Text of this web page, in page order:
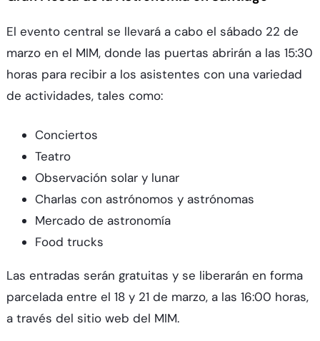
El evento central se llevará a cabo el sábado 22 de
marzo en el MIM, donde las puertas abrirán a las 15:30
horas para recibir a los asistentes con una variedad
de actividades, tales como:
Conciertos
Teatro
Observación solar y lunar
Charlas con astrónomos y astrónomas
Mercado de astronomía
Food trucks
Las entradas serán gratuitas y se liberarán en forma
parcelada entre el 18 y 21 de marzo, a las 16:00 horas,
a través del sitio web del MIM.